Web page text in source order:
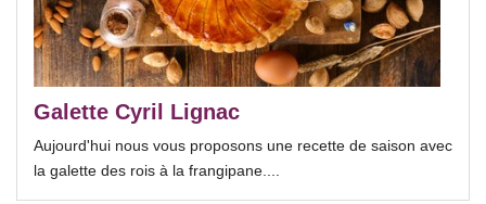
Galette Cyril Lignac
Aujourd'hui nous vous proposons une recette de saison avec
la galette des rois à la frangipane....